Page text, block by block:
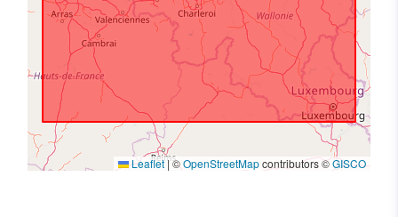
Leaflet|©OpenStreetMapcontributors ©GISCO